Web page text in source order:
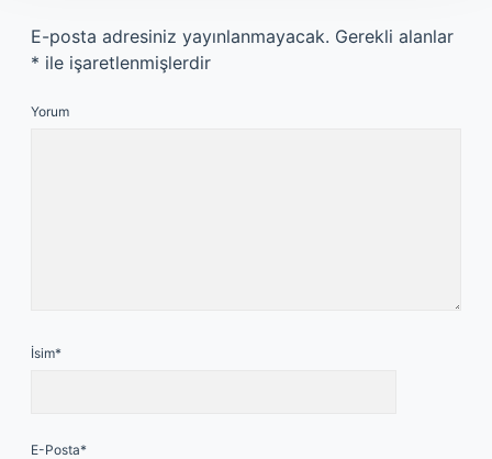
E-posta adresiniz yayınlanmayacak. Gerekli alanlar
* ile işaretlenmişlerdir
Yorum
İsim*
E-Posta*